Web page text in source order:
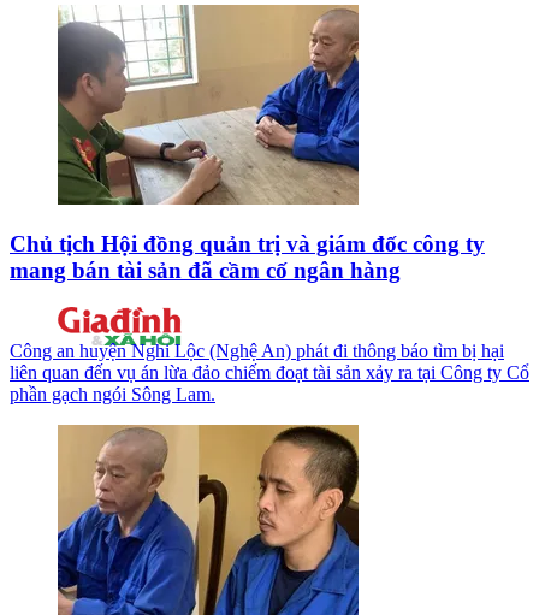
Chủ tịch Hội đồng quản trị và giám đốc công ty
mang bán tài sản đã cầm cố ngân hàng
Công an huyện Nghi Lộc (Nghệ An) phát đi thông báo tìm bị hại
liên quan đến vụ án lừa đảo chiếm đoạt tài sản xảy ra tại Công ty Cổ
phần gạch ngói Sông Lam.